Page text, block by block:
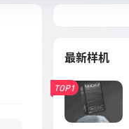
最新样机
TOP1